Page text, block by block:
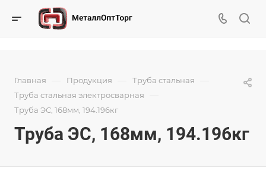
Главная — Продукция — Труба стальная —
Труба стальная электросварная —
Труба ЭС, 168мм, 194.196кг
Труба ЭС, 168мм, 194.196кг